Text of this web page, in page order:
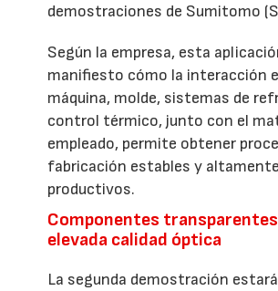
demostraciones de Sumitomo
Según la empresa, esta
manifiesto cómo la interacción
máquina, molde, sistemas de
control térmico, junto con el
empleado, permite obtener
fabricación estables y altamente
productivos.
Componentes
elevada calidad óptica
La segunda demostración